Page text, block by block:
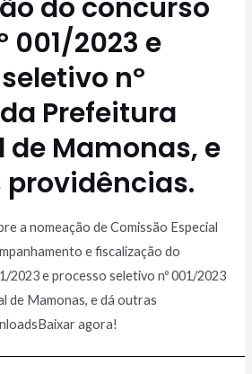
do concurso
001/2023 e
nº
Prefeitura
Mamonas, e
a nomeação de Comissão Especial
e fiscalização do
2023 e processo seletivo nº 001/2023
de Mamonas, e dá outras
agora!